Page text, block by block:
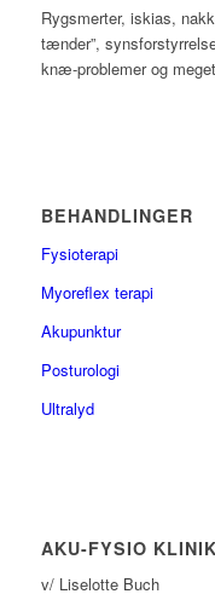
Rygsmerter, iskias,
tænder”,
knæ-problemer og
BEHANDLINGER
Fysioterapi
Myoreflex terapi
Akupunktur
Posturologi
Ultralyd
AKU-FYSIO KLINIK
v/ Liselotte Buch